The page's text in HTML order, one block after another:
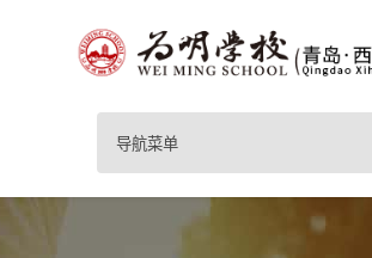
导航菜单